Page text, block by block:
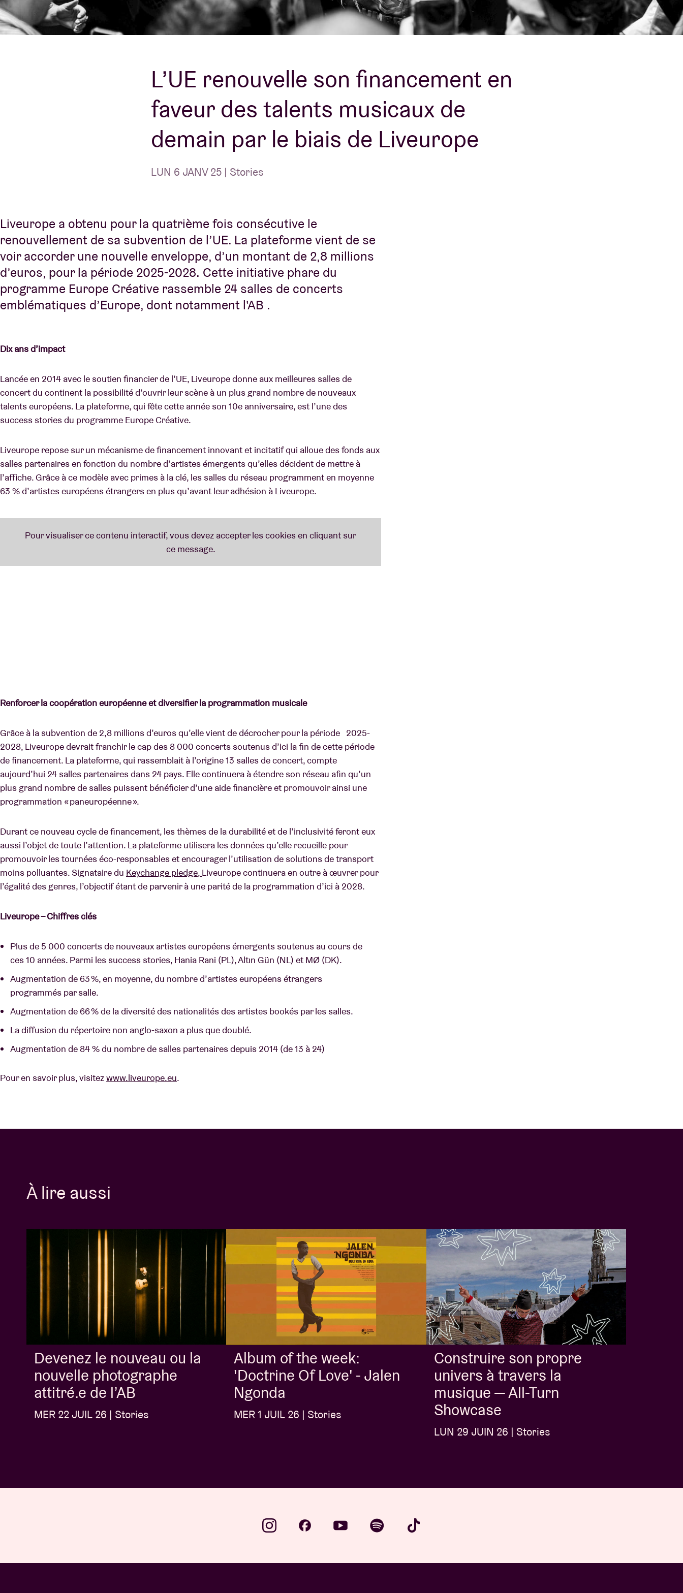
AB ❤ you
À propos de l'AB
Contact
L’UE renouvelle son financement en
faveur des talents musicaux de
demain par le biais de Liveurope
LUN 6 JANV 25 | Stories
Liveurope a obtenu pour la quatrième fois consécutive le
renouvellement de sa subvention de l’UE. La plateforme vient de se
voir accorder une nouvelle enveloppe, d’un montant de 2,8 millions
d’euros, pour la période 2025-2028. Cette initiative phare du
programme Europe Créative rassemble 24 salles de concerts
emblématiques d’Europe, dont notamment l'AB .
Dix ans d’impact
Lancée en 2014 avec le soutien financier de l’UE, Liveurope donne aux meilleures salles de
concert du continent la possibilité d’ouvrir leur scène à un plus grand nombre de nouveaux
talents européens. La plateforme, qui fête cette année son 10e anniversaire, est l’une des
success stories du programme Europe Créative.
Liveurope repose sur un mécanisme de financement innovant et incitatif qui alloue des fonds aux
salles partenaires en fonction du nombre d’artistes émergents qu’elles décident de mettre à
l’affiche. Grâce à ce modèle avec primes à la clé, les salles du réseau programment en moyenne
63 % d’artistes européens étrangers en plus qu’avant leur adhésion à Liveurope.
Renforcer la coopération européenne et diversifier la programmation musicale
Grâce à la subvention de 2,8 millions d’euros qu’elle vient de décrocher pour la période 2025-
2028, Liveurope devrait franchir le cap des 8 000 concerts soutenus d’ici la fin de cette période
de financement. La plateforme, qui rassemblait à l’origine 13 salles de concert, compte
aujourd’hui 24 salles partenaires dans 24 pays. Elle continuera à étendre son réseau afin qu’un
plus grand nombre de salles puissent bénéficier d’une aide financière et promouvoir ainsi une
programmation « paneuropéenne ».
Durant ce nouveau cycle de financement, les thèmes de la durabilité et de l’inclusivité feront eux
aussi l’objet de toute l’attention. La plateforme utilisera les données qu’elle recueille pour
promouvoir les tournées éco-responsables et encourager l’utilisation de solutions de transport
moins polluantes. Signataire du Keychange pledge, Liveurope continuera en outre à œuvrer pour
l’égalité des genres, l’objectif étant de parvenir à une parité de la programmation d’ici à 2028.
Liveurope – Chiffres clés
Plus de 5 000 concerts de nouveaux artistes européens émergents soutenus au cours de
ces 10 années. Parmi les success stories, Hania Rani (PL), Altın Gün (NL) et MØ (DK).
Augmentation de 63 %, en moyenne, du nombre d’artistes européens étrangers
programmés par salle.
Augmentation de 66 % de la diversité des nationalités des artistes bookés par les salles.
La diffusion du répertoire non anglo-saxon a plus que doublé.
Augmentation de 84 % du nombre de salles partenaires depuis 2014 (de 13 à 24)
Pour en savoir plus, visitezwww.liveurope.eu.
À lire aussi
Devenez le nouveau ou la
nouvelle photographe
attitré.e de l’AB
MER 22 JUIL 26 | Stories
Album of the week:
'Doctrine Of Love' - Jalen
Ngonda
MER 1 JUIL 26 | Stories
Construire son propre
univers à travers la
musique — All-Turn
Showcase
LUN 29 JUIN 26 | Stories